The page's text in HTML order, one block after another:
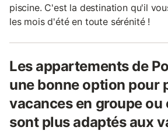
piscine. C'est la destination qu'il
les mois d'été en toute sérénité !
Les appartements de
une bonne option pour
vacances en groupe ou
sont plus adaptés aux